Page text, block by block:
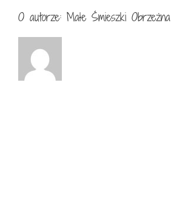
O autorze: Małe Śmieszki Obrzeżna